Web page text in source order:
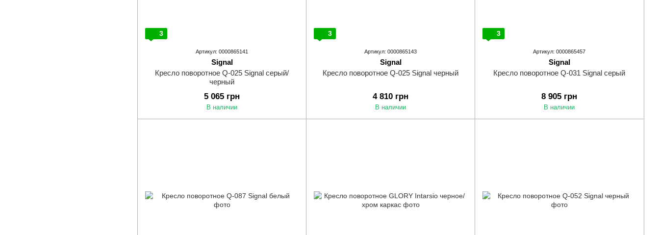
3
Артикул: 0000865141
Signal
Кресло поворотное Q-025 Signal серый/
черный
5 065 грн
В наличии
3
Артикул: 0000865143
Signal
Кресло поворотное Q-025 Signal черный
4 810 грн
В наличии
3
Артикул: 0000865457
Signal
Кресло поворотное Q-031 Signal серый
8 905 грн
В наличии